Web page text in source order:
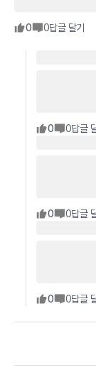
0 0답글 달기
0 0답글
0 0답글
0 0답글